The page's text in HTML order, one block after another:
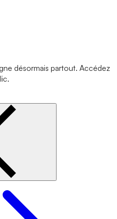
désormais partout. Accédez